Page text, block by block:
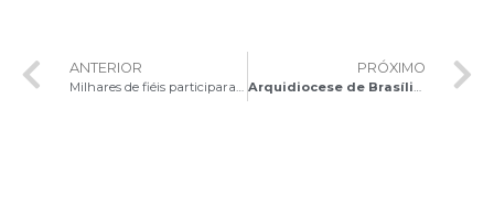
ANTERIOR PRÓXIMO